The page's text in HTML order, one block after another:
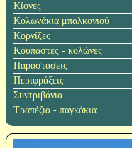
Κίονες
Κολωνάκια μπαλκονιού
Κορνίζες
Κουπαστές - κολώνες
Παραστάσεις
Περιφράξεις
Συντριβάνια
Τραπέζια - παγκάκια